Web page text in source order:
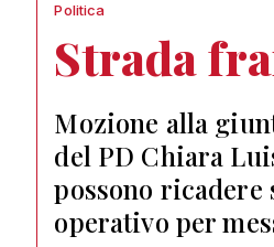
Politica
Strada
Mozione alla
del PD Chiara
possono
operativo per